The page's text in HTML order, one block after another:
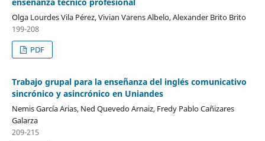
Olga Lourdes Vila Pérez, Vivian Varens Albelo, Alexander Brito Brito
199-208
PDF
Trabajo grupal para la enseñanza del inglés comunicativo
sincrónico y asincrónico en Uniandes
Nemis García Arias, Ned Quevedo Arnaiz, Fredy Pablo Cañizares
Galarza
209-215